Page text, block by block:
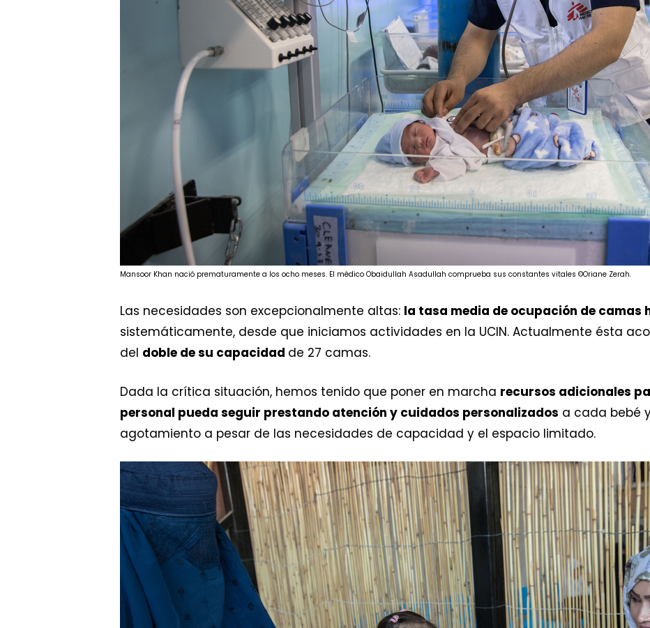
Mansoor Khan nació prematuramente a los ocho meses. El médico Obaidullah Asadullah comprueba sus constantes vitales ©Oriane Zerah.
Las necesidades son excepcionalmente altas: la tasa media de ocupación de camas
sistemáticamente, desde que iniciamos actividades en la UCIN. Actualmente ésta
del doble de su capacidad de 27 camas.
Dada la crítica situación, hemos tenido que poner en marcha recursos adicionales
personal pueda seguir prestando atención y cuidados personalizados a cada bebé
agotamiento a pesar de las necesidades de capacidad y el espacio limitado.